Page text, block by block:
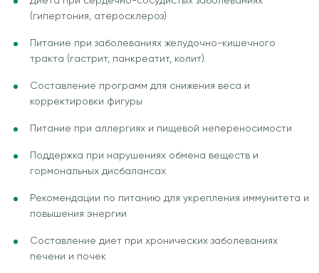
(гипертония, атеросклероз)
Питание при заболеваниях желудочно-кишечного
тракта (гастрит, панкреатит, колит)
Составление программ для снижения веса и
корректировки фигуры
Питание при аллергиях и пищевой непереносимости
Поддержка при нарушениях обмена веществ и
гормональных дисбалансах
Рекомендации по питанию для укрепления иммунитета и
повышения энергии
Составление диет при хронических заболеваниях
печени и почек